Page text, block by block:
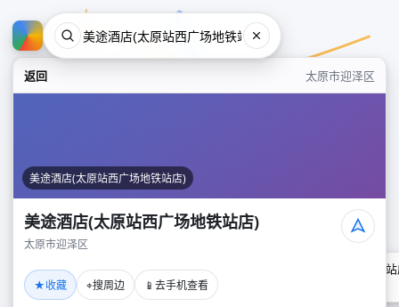
返回 太原市迎泽区
美途酒店(太原站西广场地铁站店)
美途酒店(太原站西广场地铁站店)
太原市迎泽区
★收藏 ⌖搜周边 📱 去手机查看
美途酒店(太原站西广场地铁